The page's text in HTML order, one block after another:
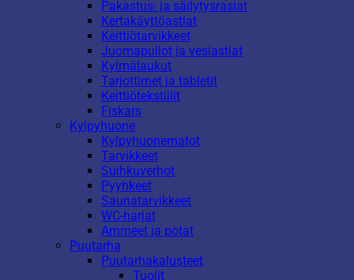
Pakastus- ja säilytysrasiat
Kertakäyttöastiat
Keittiötarvikkeet
Juomapullot ja vesiastiat
Kylmälaukut
Tarjottimet ja tabletit
Keittiötekstiilit
Fiskars
Kylpyhuone
Kylpyhuonematot
Tarvikkeet
Suihkuverhot
Pyyhkeet
Saunatarvikkeet
WC-harjat
Ammeet ja potat
Puutarha
Puutarhakalusteet
Tuolit